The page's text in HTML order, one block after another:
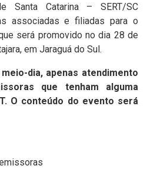
Santa Catarina – SERT/SC
associadas e filiadas para o
será promovido no dia 28 de
em Jaraguá do Sul.
dia, apenas atendimento
que tenham alguma
O conteúdo do evento será